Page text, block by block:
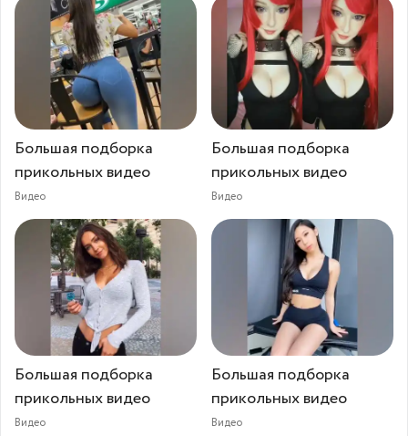
Большая подборка
прикольных видео
Видео
Большая подборка
прикольных видео
Видео
Большая подборка
прикольных видео
Видео
Большая подборка
прикольных видео
Видео